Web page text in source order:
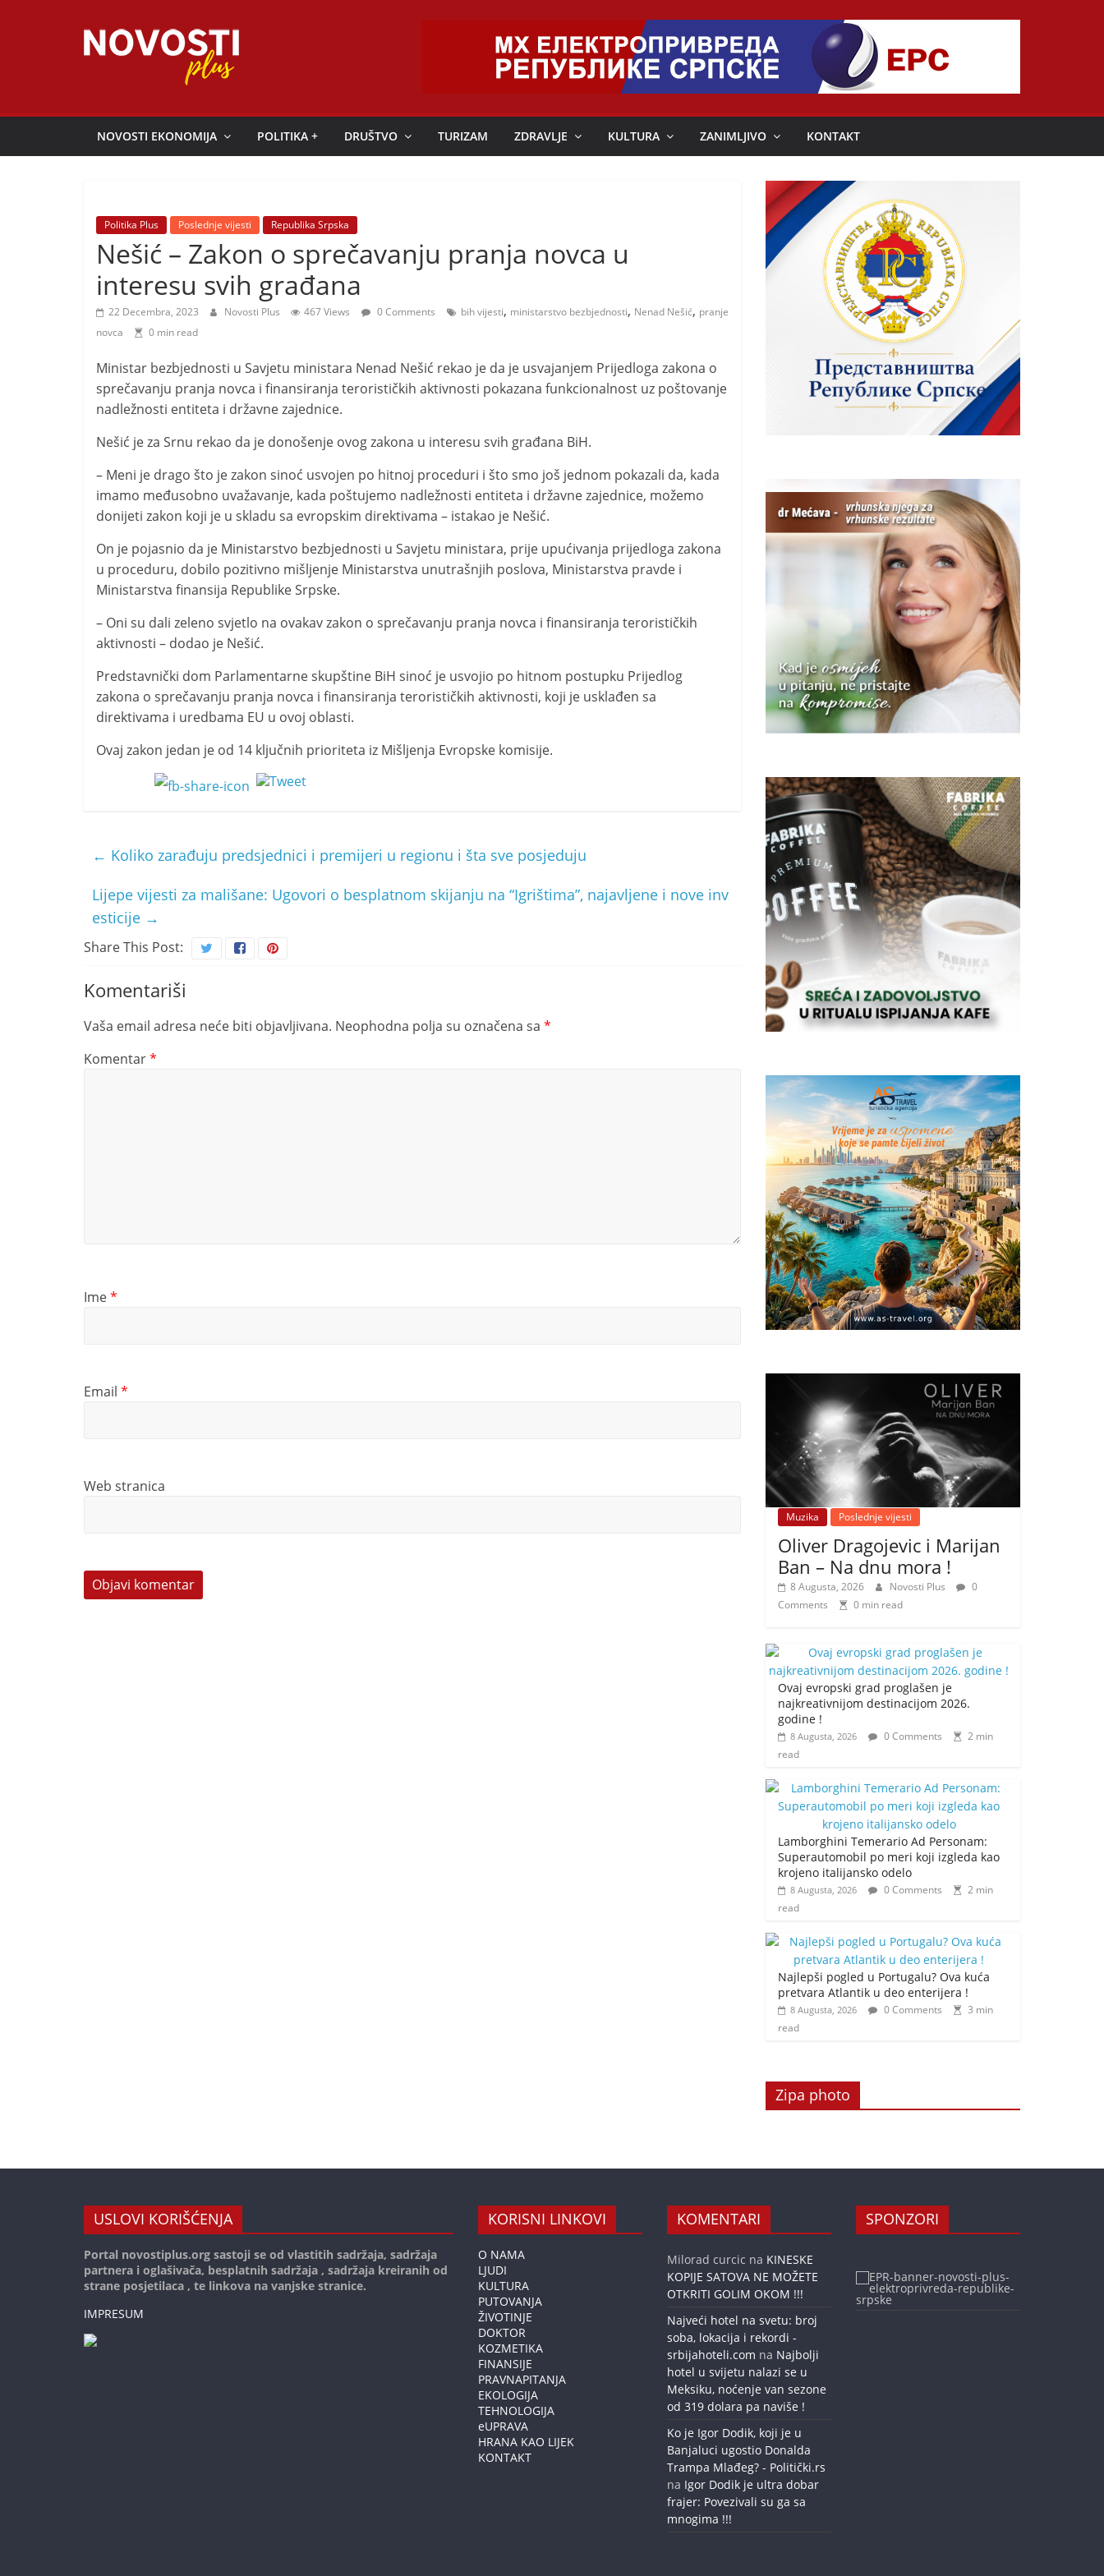
Novosti
Plus
NOVOSTI EKONOMIJA POLITIKA + DRUŠTVO TURIZAM ZDRAVLJE KULTURA ZANIMLJIVO KONTAKT
Politika Plus Poslednje vijesti Republika Srpska
Nešić – Zakon o sprečavanju pranja novca u
interesu svih građana
22 Decembra, 2023 Novosti Plus 467 Views 0 Comments bih vijesti, ministarstvo bezbjednosti, Nenad Nešić, pranje
novca
0 min read
Ministar bezbjednosti u Savjetu ministara Nenad Nešić rekao je da je usvajanjem Prijedloga zakona o
sprečavanju pranja novca i finansiranja terorističkih aktivnosti pokazana funkcionalnost uz poštovanje
nadležnosti entiteta i državne zajednice.
Nešić je za Srnu rekao da je donošenje ovog zakona u interesu svih građana BiH.
– Meni je drago što je zakon sinoć usvojen po hitnoj proceduri i što smo još jednom pokazali da, kada
imamo međusobno uvažavanje, kada poštujemo nadležnosti entiteta i državne zajednice, možemo
donijeti zakon koji je u skladu sa evropskim direktivama – istakao je Nešić.
On je pojasnio da je Ministarstvo bezbjednosti u Savjetu ministara, prije upućivanja prijedloga zakona
u proceduru, dobilo pozitivno mišljenje Ministarstva unutrašnjih poslova, Ministarstva pravde i
Ministarstva finansija Republike Srpske.
– Oni su dali zeleno svjetlo na ovakav zakon o sprečavanju pranja novca i finansiranja terorističkih
aktivnosti – dodao je Nešić.
Predstavnički dom Parlamentarne skupštine BiH sinoć je usvojio po hitnom postupku Prijedlog
zakona o sprečavanju pranja novca i finansiranja terorističkih aktivnosti, koji je usklađen sa
direktivama i uredbama EU u ovoj oblasti.
Ovaj zakon jedan je od 14 ključnih prioriteta iz Mišljenja Evropske komisije.
← Koliko zarađuju predsjednici i premijeri u regionu i šta sve posjeduju
Lijepe vijesti za mališane: Ugovori o besplatnom skijanju na “Igrištima”, najavljene i nove inv
esticije →
Share This Post:
Komentariši
Vaša email adresa neće biti objavljivana. Neophodna polja su označena sa *
Komentar*
Ime*
Email *
Web stranica
Muzika Poslednje vijesti
Oliver Dragojevic i Marijan
Ban – Na dnu mora !
8 Augusta, 2026 Novosti Plus
0
Comments
0 min read
Ovaj evropski grad proglašen je
najkreativnijom destinacijom 2026.
godine !
8 Augusta, 2026 0 Comments
2 min
read
Lamborghini Temerario Ad Personam:
Superautomobil po meri koji izgleda kao
krojeno italijansko odelo
8 Augusta, 2026 0 Comments
2 min
read
Najlepši pogled u Portugalu? Ova kuća
pretvara Atlantik u deo enterijera !
8 Augusta, 2026 0 Comments
3 min
read
Zipa photo
USLOVI KORIŠĆENJA
Portal novostiplus.org sastoji se od vlastitih sadržaja, sadržaja
partnera i oglašivača, besplatnih sadržaja , sadržaja kreiranih od
strane posjetilaca , te linkova na vanjske stranice.
IMPRESUM
KORISNI LINKOVI
O NAMA
LJUDI
KULTURA
PUTOVANJA
ŽIVOTINJE
DOKTOR
KOZMETIKA
FINANSIJE
PRAVNAPITANJA
EKOLOGIJA
TEHNOLOGIJA
eUPRAVA
HRANA KAO LIJEK
KONTAKT
KOMENTARI
Milorad curcic na KINESKE
KOPIJE SATOVA NE MOŽETE
OTKRITI GOLIM OKOM !!!
Najveći hotel na svetu: broj
soba, lokacija i rekordi -
srbijahoteli.com na Najbolji
hotel u svijetu nalazi se u
Meksiku, noćenje van sezone
od 319 dolara pa naviše !
Ko je Igor Dodik, koji je u
Banjaluci ugostio Donalda
Trampa Mlađeg? - Politički.rs
na Igor Dodik je ultra dobar
frajer: Povezivali su ga sa
mnogima !!!
SPONZORI